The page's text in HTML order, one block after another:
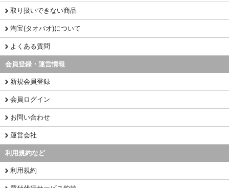
取り扱いできない商品
淘宝(タオバオ)について
よくある質問
会員登録・運営情報
新規会員登録
会員ログイン
お問い合わせ
運営会社
利用規約など
利用規約